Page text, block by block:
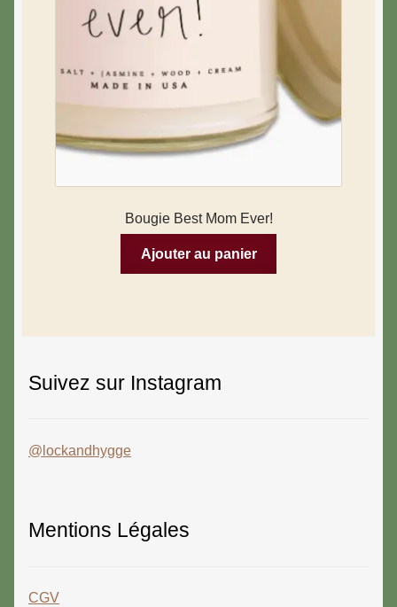
Bougie Best Mom Ever!
Ajouter au panier
Suivez sur Instagram
@lockandhygge
Mentions Légales
CGV